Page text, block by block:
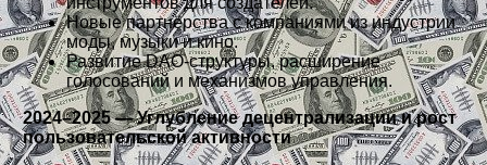
Новые партнёрства с компаниями из индустрии
моды, музыки и кино.
Развитие DAO-структуры, расширение
голосований и механизмов управления.
2024–2025 — Углубление децентрализации и рост
пользовательской активности